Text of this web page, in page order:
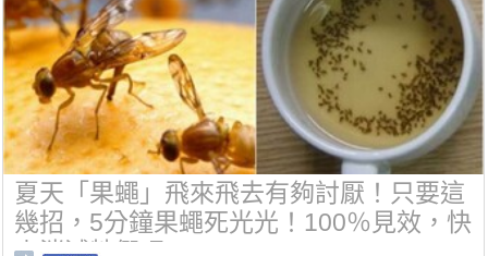
夏天「果蠅」飛來飛去有夠討厭！只要這
幾招，5分鐘果蠅死光光！100％見效，快